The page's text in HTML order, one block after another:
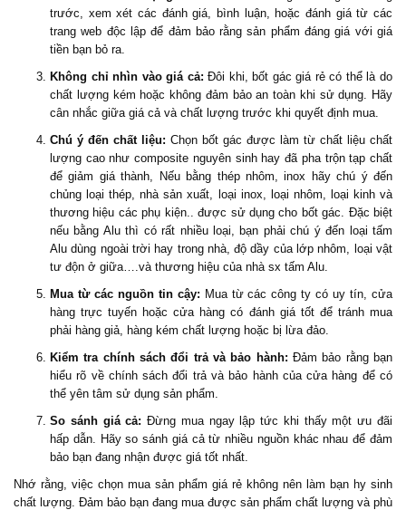
trước, xem xét các đánh giá, bình luận, hoặc đánh giá từ các
trang web độc lập để đảm bảo rằng sản phẩm đáng giá với giá
tiền bạn bỏ ra.
Không chỉ nhìn vào giá cả: Đôi khi, bốt gác giá rẻ có thể là do
chất lượng kém hoặc không đảm bảo an toàn khi sử dụng. Hãy
cân nhắc giữa giá cả và chất lượng trước khi quyết định mua.
Chú ý đến chất liệu: Chọn bốt gác được làm từ chất liệu chất
lượng cao như composite nguyên sinh hay đã pha trộn tạp chất
để giảm giá thành, Nếu bằng thép nhôm, inox hãy chú ý đến
chủng loại thép, nhà sản xuất, loại inox, loại nhôm, loại kinh và
thương hiệu các phụ kiện.. được sử dụng cho bốt gác. Đặc biệt
nếu bằng Alu thì có rất nhiều loại, bạn phải chú ý đến loại tấm
Alu dùng ngoài trời hay trong nhà, độ dầy của lớp nhôm, loại vật
tư độn ở giữa….và thương hiệu của nhà sx tấm Alu.
Mua từ các nguồn tin cậy: Mua từ các công ty có uy tín, cửa
hàng trực tuyến hoặc cửa hàng có đánh giá tốt để tránh mua
phải hàng giả, hàng kém chất lượng hoặc bị lừa đảo.
Kiểm tra chính sách đổi trả và bảo hành: Đảm bảo rằng bạn
hiểu rõ về chính sách đổi trả và bảo hành của cửa hàng để có
thể yên tâm sử dụng sản phẩm.
So sánh giá cả: Đừng mua ngay lập tức khi thấy một ưu đãi
hấp dẫn. Hãy so sánh giá cả từ nhiều nguồn khác nhau để đảm
bảo bạn đang nhận được giá tốt nhất.
Nhớ rằng, việc chọn mua sản phẩm giá rẻ không nên làm bạn hy sinh
chất lượng. Đảm bảo bạn đang mua được sản phẩm chất lượng và phù